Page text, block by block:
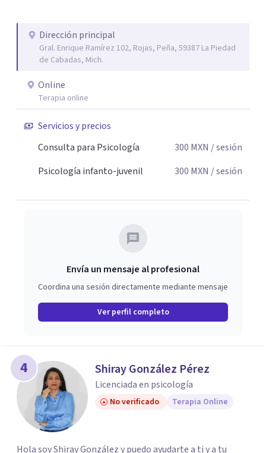
Dirección principal
Gral. Enrique Ramírez 102, Rojas, Peña, 59387 La Piedad
de Cabadas, Mich.
Online
Terapia online
Servicios y precios
Consulta para Psicología
300 MXN / sesión
Psicología infanto-juvenil
300 MXN / sesión
Envía un mensaje al profesional
Coordina una sesión directamente mediante mensaje
Ver perfil completo
4 Shiray González Pérez
Licenciada en psicología
No verificado Terapia Online
Hola soy Shiray González y puedo ayudarte a ti y a tu